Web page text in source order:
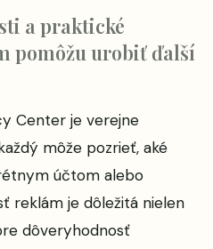
a praktické
pomôžu urobiť ďalší
Center je verejne
môže pozrieť, aké
účtom alebo
reklám je dôležitá nielen
dôveryhodnosť